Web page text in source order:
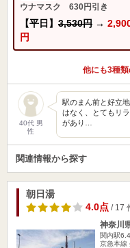
ウナマスク 630円引き
【平日】 3,530円 →
円
他にも3種
40代 男
性
駅のまん前と好立
はなく、とてもリ
があり…
関連情報から探す
朝日湯
4.0点/ 17
神奈川
関内駅
京急本線